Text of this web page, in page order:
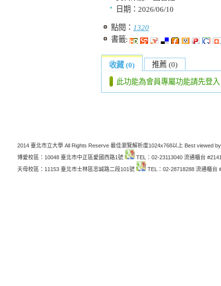
日期： 2026/06/10
點閱： 1320
書籤:
收藏 (0) 推薦 (0)
此功能為會員專屬功能請先登入
2014 臺北市立大學 All Rights Reserve 最佳瀏覽解析度1024x768以上 Best viewed
博愛校區：10048 臺北市中正區愛國西路1號
TEL：02-23113040 流通櫃台
天母校區：11153 臺北市士林區忠誠路二段101號
TEL：02-28718288 流通櫃台